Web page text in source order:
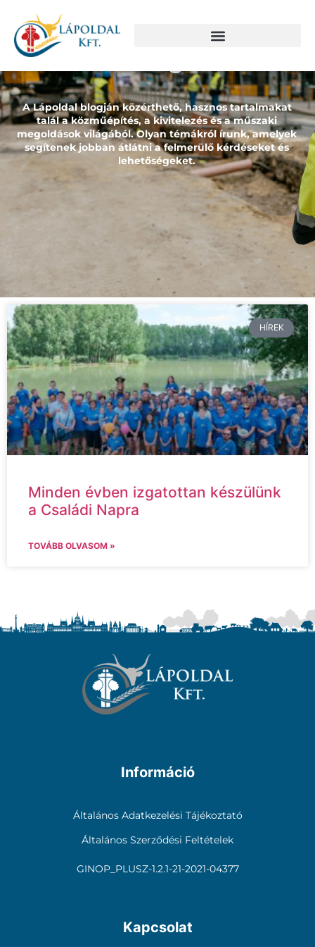
A Lápoldal blogján közérthető, hasznos tartalmakat
talál a közműépítés, a kivitelezés és a műszaki
megoldások világából. Olyan témákról írunk, amelyek
segítenek jobban átlátni a felmerülő kérdéseket és
lehetőségeket.
HÍREK
Minden évben izgatottan készülünk
a Családi Napra
TOVÁBB OLVASOM »
Információ
Általános Adatkezelési Tájékoztató
Általános Szerződési Feltételek
GINOP_PLUSZ-1.2.1-21-2021-04377
Kapcsolat